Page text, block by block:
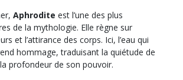
Aphrodite est l’une des plus
de la mythologie. Elle règne sur
et l’attirance des corps. Ici, l’eau qui
hommage, traduisant la quiétude de
profondeur de son pouvoir.